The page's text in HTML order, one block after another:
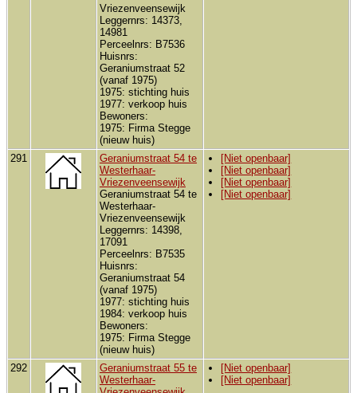
Vriezenveensewijk
Leggernrs: 14373,
14981
Perceelnrs: B7536
Huisnrs:
Geraniumstraat 52
(vanaf 1975)
1975: stichting huis
1977: verkoop huis
Bewoners:
1975: Firma Stegge
(nieuw huis)
291
Geraniumstraat 54 te
Westerhaar-
Vriezenveensewijk
Geraniumstraat 54 te
Westerhaar-
Vriezenveensewijk
Leggernrs: 14398,
17091
Perceelnrs: B7535
Huisnrs:
Geraniumstraat 54
(vanaf 1975)
1977: stichting huis
1984: verkoop huis
Bewoners:
1975: Firma Stegge
(nieuw huis)
[Niet openbaar]
[Niet openbaar]
[Niet openbaar]
[Niet openbaar]
292
Geraniumstraat 55 te
Westerhaar-
[Niet openbaar]
[Niet openbaar]